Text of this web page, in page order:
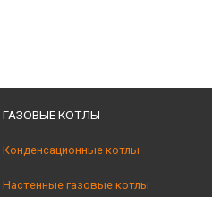
ГАЗОВЫЕ КОТЛЫ
Конденсационные котлы
Настенные газовые котлы